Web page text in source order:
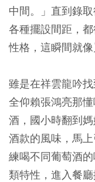
中間。」直到錄
各種擺設間距，
性格，這瞬間就像
雖是在祥雲龍吟
全仰賴張鴻亮那
酒，國小時翻到
酒款的風味，馬
練喝不同葡萄酒
類特性，進入餐